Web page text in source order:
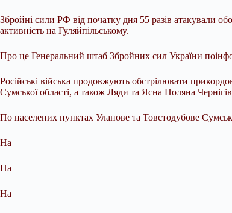
Збройні сили РФ від початку дня 55 разів атакували
активність на Гуляйпільському.
Про це Генеральний штаб Збройних сил України
Російські війська продовжують обстрілювати
Сумської області, а також Ляди та Ясна Поляна
По населених пунктах Уланове та Товстодубове
На
На
На